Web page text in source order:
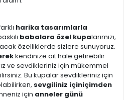
harika tasarımlarla
babalara özel kupalarımızı,
özelliklerde sizlere sunuyoruz.
kendinize ait hale getirebilir
ve sevdikleriniz için mükemmel
Bu kupalar sevdikleriniz için
sevgiliniz içiniçimden
için anneler günü